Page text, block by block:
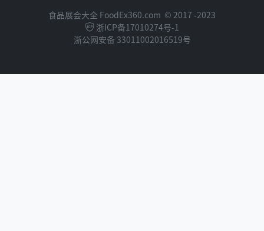
食品展会大全 FoodEx360.com © 2017 -2023
浙ICP备17010274号-1
浙公网安备 33011002016519号